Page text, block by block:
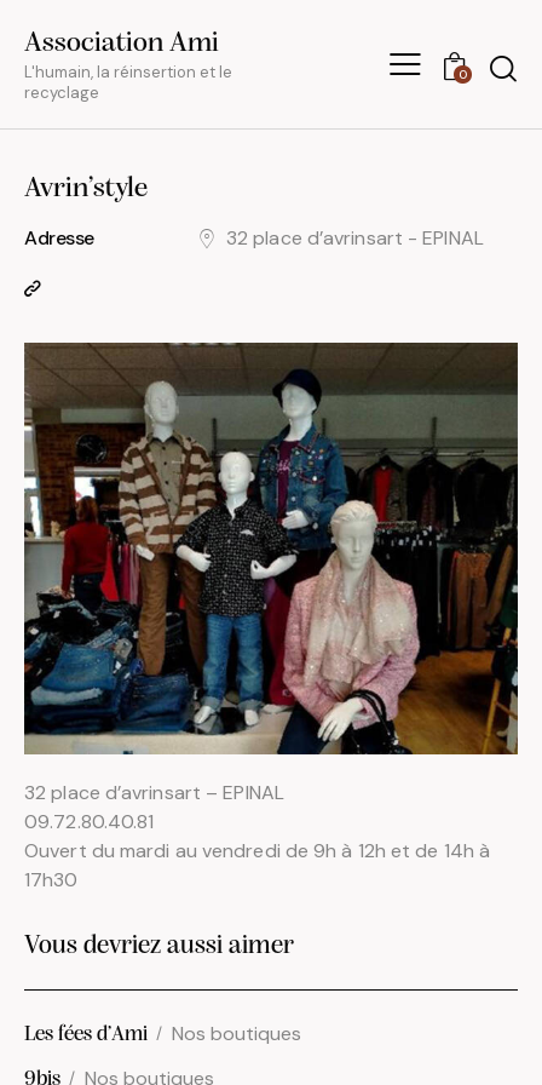
Association Ami
L'humain, la réinsertion et le
recyclage
0
Avrin’style
Adresse 32 place d’avrinsart - EPINAL
32 place d’avrinsart – EPINAL
09.72.80.40.81
Ouvert du mardi au vendredi de 9h à 12h et de 14h à
17h30
Vous devriez aussi aimer
Nos boutiques
Les fées d’Ami
Nos boutiques
9bis